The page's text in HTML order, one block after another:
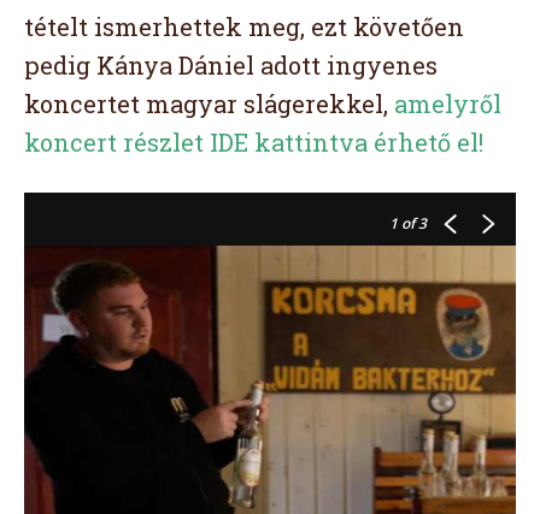
tételt ismerhettek meg, ezt követően
pedig Kánya Dániel adott ingyenes
koncertet magyar slágerekkel, amelyről
koncert­ részlet IDE kattintva érhető el!
1 of 3